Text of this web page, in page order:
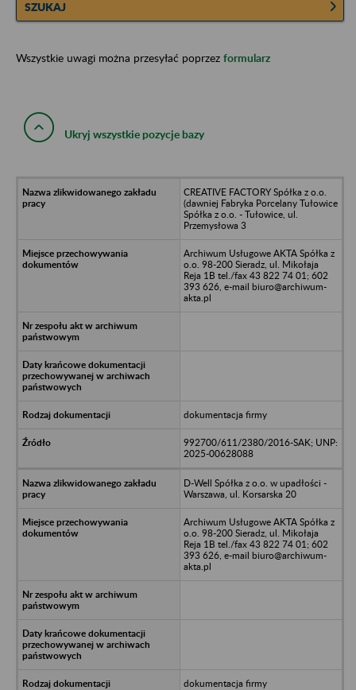
SZUKAJ
Wszystkie uwagi można przesyłać poprzez formularz
Ukryj wszystkie pozycje bazy
CREATIVE FACTORY Spółka z o.o.
(dawniej Fabryka Porcelany Tułowice
Spółka z o.o. - Tułowice, ul.
Przemysłowa 3
Archiwum Usługowe AKTA Spółka z
o.o. 98-200 Sieradz, ul. Mikołaja
Reja 1B tel./fax 43 822 74 01; 602
393 626, e-mail biuro@archiwum-
akta.pl
dokumentacja firmy
992700/611/2380/2016-SAK; UNP:
2025-00628088
D-Well Spółka z o.o. w upadłości -
Warszawa, ul. Korsarska 20
Archiwum Usługowe AKTA Spółka z
o.o. 98-200 Sieradz, ul. Mikołaja
Reja 1B tel./fax 43 822 74 01; 602
393 626, e-mail biuro@archiwum-
akta.pl
dokumentacja firmy